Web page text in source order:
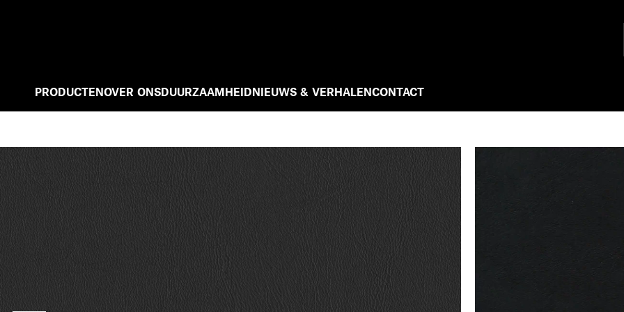
PRODUCTENOVER ONSDUURZAAMHEIDNIEUWS & VERHALENCONTACT